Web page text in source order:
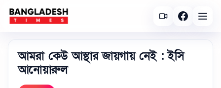
আমরা কেউ আস্থার জায়গায় নেই : ইসি
আনোয়ারুল